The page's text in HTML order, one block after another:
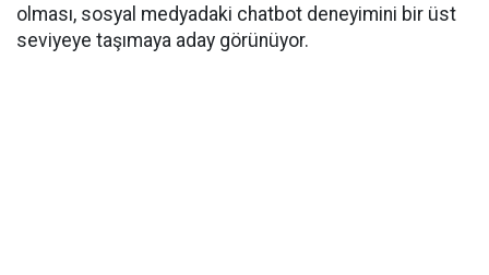
olması, sosyal medyadaki chatbot deneyimini bir üst
seviyeye taşımaya aday görünüyor.